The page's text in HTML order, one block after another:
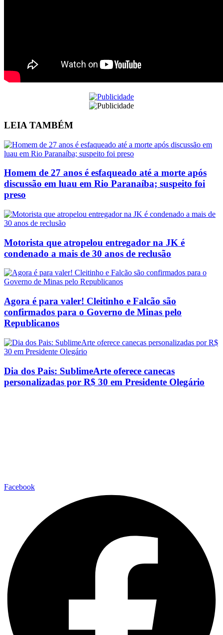
LEIA TAMBÉM
Homem de 27 anos é esfaqueado até a morte após
discussão em luau em Rio Paranaíba; suspeito foi
preso
Motorista que atropelou entregador na JK é
condenado a mais de 30 anos de reclusão
Agora é para valer! Cleitinho e Falcão são
confirmados para o Governo de Minas pelo
Republicanos
Dia dos Pais: SublimeArte oferece canecas
personalizadas por R$ 30 em Presidente Olegário
Facebook